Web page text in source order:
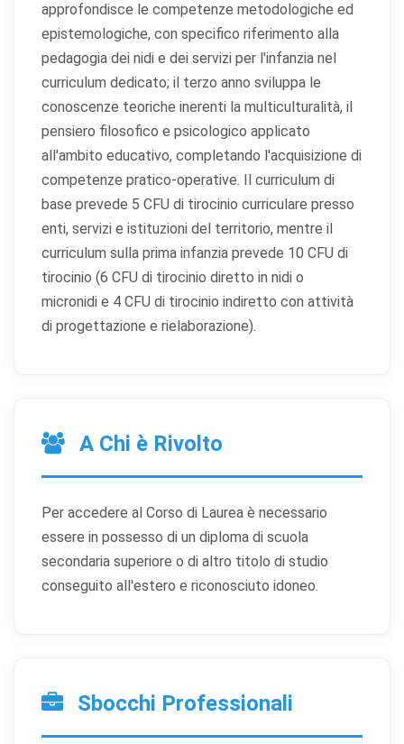
approfondisce le competenze metodologiche ed
epistemologiche, con specifico riferimento alla
pedagogia dei nidi e dei servizi per l'infanzia nel
curriculum dedicato; il terzo anno sviluppa le
conoscenze teoriche inerenti la multiculturalità, il
pensiero filosofico e psicologico applicato
all'ambito educativo, completando l'acquisizione di
competenze pratico-operative. Il curriculum di
base prevede 5 CFU di tirocinio curriculare presso
enti, servizi e istituzioni del territorio, mentre il
curriculum sulla prima infanzia prevede 10 CFU di
tirocinio (6 CFU di tirocinio diretto in nidi o
micronidi e 4 CFU di tirocinio indiretto con attività
di progettazione e rielaborazione).
A Chi è Rivolto
Per accedere al Corso di Laurea è necessario
essere in possesso di un diploma di scuola
secondaria superiore o di altro titolo di studio
conseguito all'estero e riconosciuto idoneo.
Sbocchi Professionali